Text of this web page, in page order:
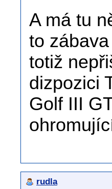
A má tu
to
totiž
dizpozici
Golf III
rudla